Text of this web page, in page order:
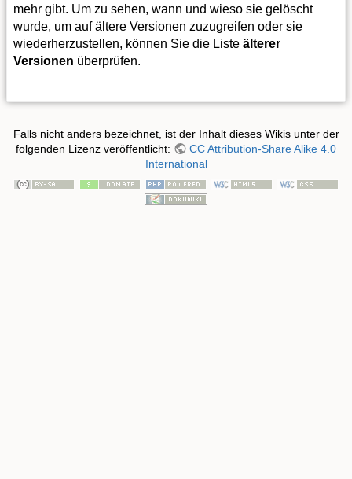
mehr gibt. Um zu sehen, wann und wieso sie gelöscht
wurde, um auf ältere Versionen zuzugreifen oder sie
wiederherzustellen, können Sie die Liste älterer
Versionen überprüfen.
Falls nicht anders bezeichnet, ist der Inhalt dieses Wikis unter der
folgenden Lizenz veröffentlicht:
CC Attribution-Share Alike 4.0
International